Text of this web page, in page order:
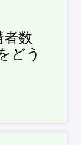
数
どう